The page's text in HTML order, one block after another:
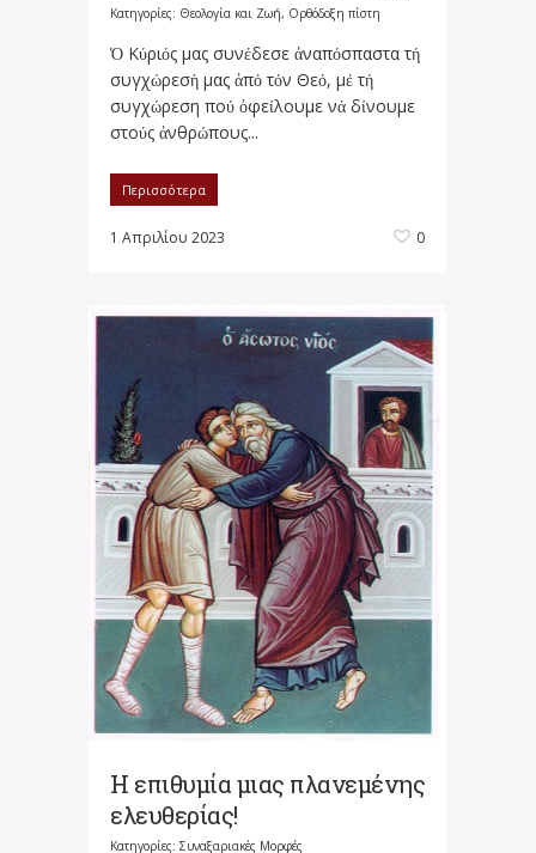
Κατηγορίες: Θεολογία και Ζωή, Ορθόδοξη πίστη
Ὁ Κύριός μας συνέδεσε ἀναπόσπαστα τή
συγχώρεσὴ μας ἀπό τόν Θεό, μέ τή
συγχώρεση πού ὀφείλουμε νά δίνουμε
στούς ἀνθρώπους...
Περισσότερα
1 Απριλίου 2023 0
Η επιθυμία μιας πλανεμένης
ελευθερίας!
Κατηγορίες: Συναξαριακές Μορφές